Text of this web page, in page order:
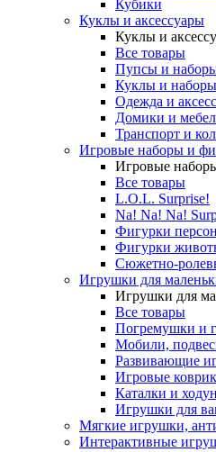
Кубики
Куклы и аксессуары
Куклы и
Все товары
Пупсы и
Куклы и наборы
Одежда и
Домики и
Транспорт и
Игровые наборы и
Игровые
Все товары
L.O.L. Surprise!
Na! Na! Na!
Фигурки
Фигурки
Сюжетно-
Игрушки для
Игрушки для
Все товары
Погремушки и
Мобили,
Развивающие
Игровые
Каталки и
Игрушки для
Мягкие игрушки,
Интерактивные